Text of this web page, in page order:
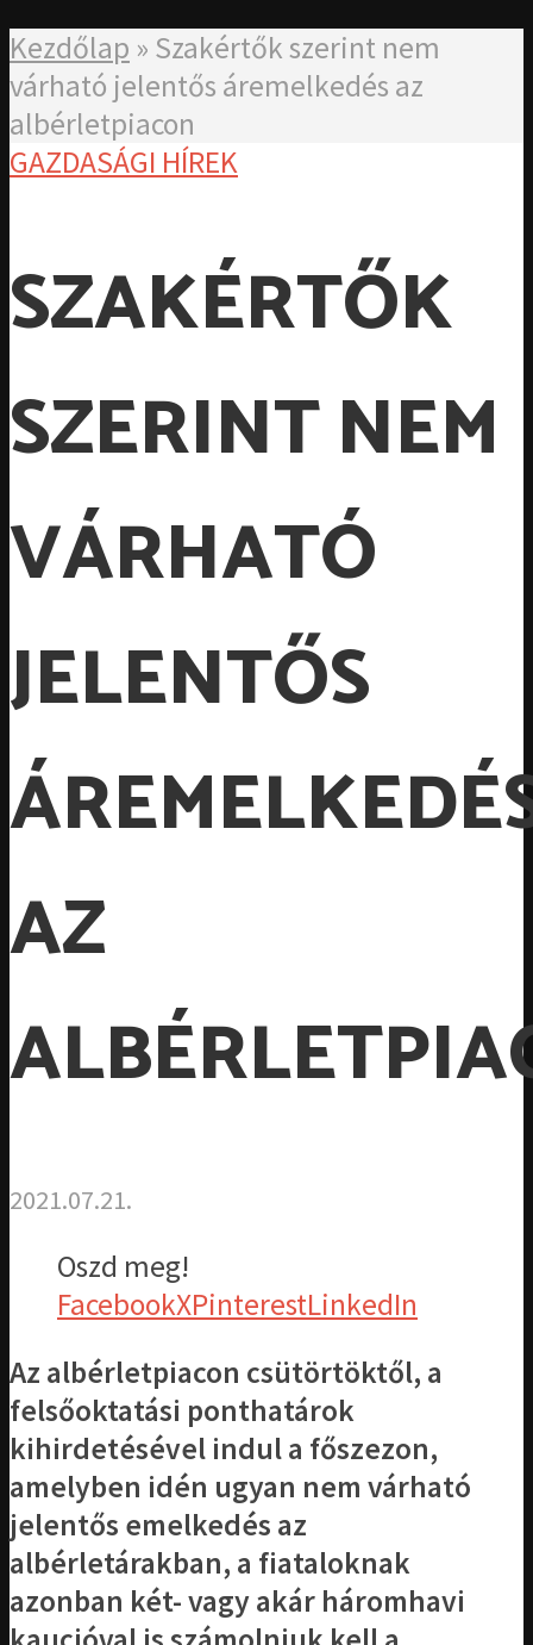
Kezdőlap » Szakértők szerint nem
várható jelentős áremelkedés az
albérletpiacon
GAZDASÁGI HÍREK
SZAKÉRTŐK
SZERINT NEM
VÁRHATÓ
JELENTŐS
AZ
2021.07.21.
Oszd meg!
FacebookXPinterestLinkedIn
Az albérletpiacon csütörtöktől, a
felsőoktatási ponthatárok
kihirdetésével indul a főszezon,
amelyben idén ugyan nem várható
jelentős emelkedés az
albérletárakban, a fiataloknak
azonban két- vagy akár háromhavi